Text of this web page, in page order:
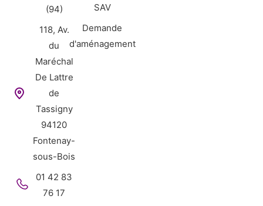
(94)
118, Av.
du
Maréchal
De Lattre
de
Tassigny
94120
Fontenay-
sous-Bois
01 42 83
76 17
SAV
Demande
d'aménagement